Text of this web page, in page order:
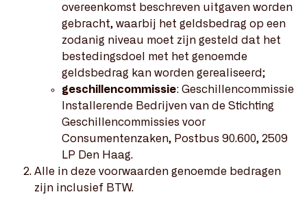
overeenkomst beschreven uitgaven worden
gebracht, waarbij het geldsbedrag op een
zodanig niveau moet zijn gesteld dat het
bestedingsdoel met het genoemde
geldsbedrag kan worden gerealiseerd;
geschillencommissie: Geschillencommissie
Installerende Bedrijven van de Stichting
Geschillencommissies voor
Consumentenzaken, Postbus 90.600, 2509
LP Den Haag.
Alle in deze voorwaarden genoemde bedragen
zijn inclusief BTW.